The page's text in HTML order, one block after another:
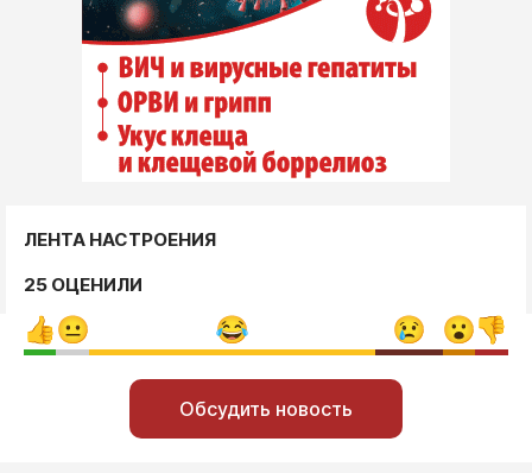
ЛЕНТА НАСТРОЕНИЯ
25 ОЦЕНИЛИ
Обсудить новость